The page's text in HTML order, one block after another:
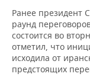
ХОККЕЙ С
Ранее президент
раунд
состоится во
отметил, что
исходила от
предстоящих